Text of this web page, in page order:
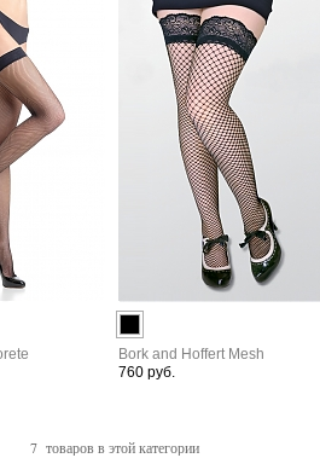
Bork and Hoffert Mesh
760 руб.
7 товаров в этой категории